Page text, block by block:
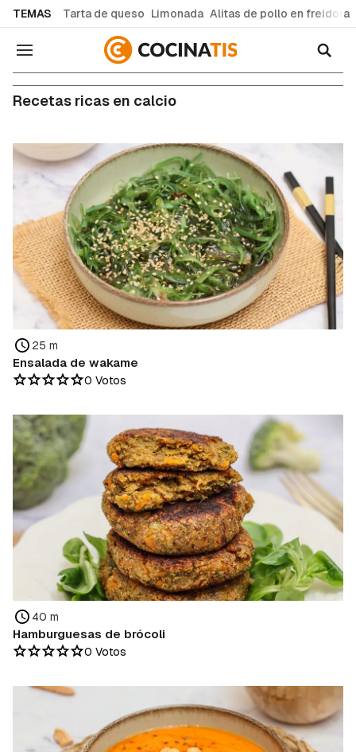
TEMAS Tarta de queso Limonada Alitas de pollo en freidora
Navegación
Recetas ricas en calcio
25 m
Ensalada de wakame
0 Votos
40 m
Hamburguesas de brócoli
0 Votos